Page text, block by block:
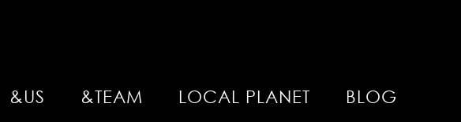
&US &TEAM LOCAL PLANET BLOG